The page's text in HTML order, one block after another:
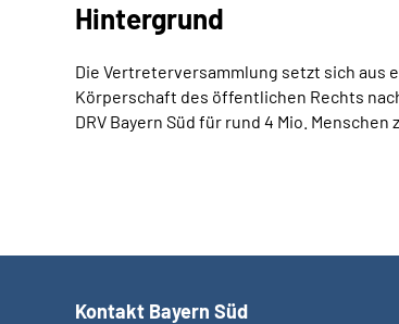
Hintergrund
Die Vertreterversammlung setzt sich aus
Körperschaft des öffentlichen Rechts
DRV Bayern Süd für rund 4 Mio.
Kontakt Bayern Süd